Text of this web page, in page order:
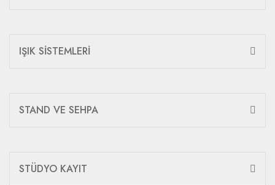
IŞIK SİSTEMLERİ
STAND VE SEHPA
STÜDYO KAYIT